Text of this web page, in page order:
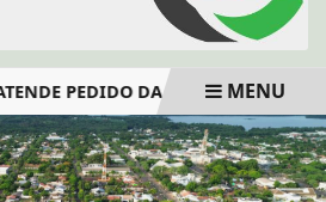
PEDIDO DA VEREADORA
MENU